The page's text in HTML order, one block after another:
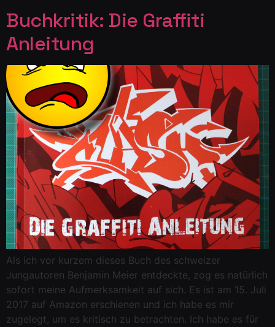
Buchkritik: Die Graffiti
Anleitung
Als ich vor kurzem dieses Buch des schweizer
Jungautoren Benjamin Meier entdeckte, zog es natürlich
sofort meine Aufmerksamkeit auf sich. Es ist am 15. Juli
2017 auf Amazon erschienen und ich habe es mir
zugelegt, um es kritisch zu betrachten. Ich habe es für